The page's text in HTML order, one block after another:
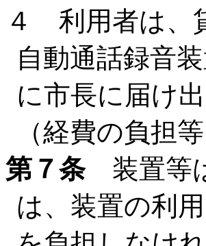
４ 利用者は、
自動通話録音
に市長に届け
（経費の負担等
第７条装置等
は、装置の利